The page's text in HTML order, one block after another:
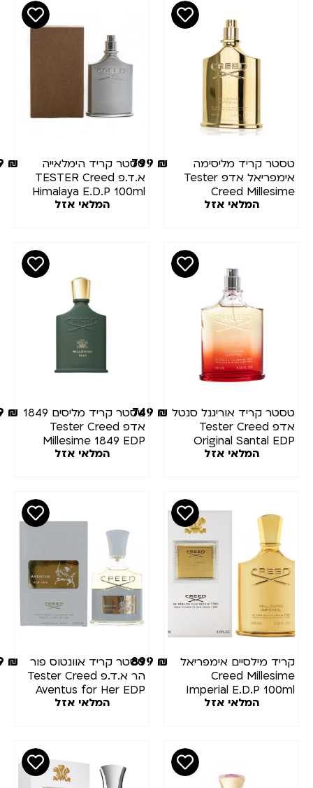
קריד מליסימה
אימפריאל אדפ Tester
Creed
Imperial EDP
799 ₪
המלאי אזל
טסטר קריד הימלאייה
א.ד.פ TESTER Creed
Himalaya E.D.P 100ml
749 ₪
המלאי אזל
קריד אוריגנל סנטל
אדפ Tester Creed
Original Santal
749₪
המלאי אזל
טסטר קריד מליסים 1849
אדפ Tester Creed
Millesime 1849 EDP
799₪
המלאי אזל
מילסיים אימפריאל
Creed
Imperial E.D.P
899₪
המלאי אזל
טסטר קריד אוונטוס פור
הר א.ד.פ Tester Creed
Aventus for Her EDP
799₪
המלאי אזל